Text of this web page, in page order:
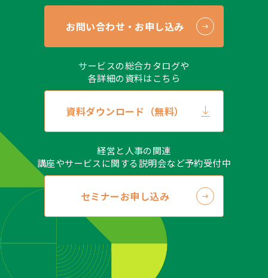
お問い合わせ・お申し込み
サービスの総合カタログや
各詳細の資料はこちら
資料ダウンロード（無料）
経営と人事の関連
講座やサービスに関する説明会など予約受付中
セミナーお申し込み